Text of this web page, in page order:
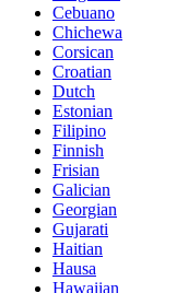
Cebuano
Chichewa
Corsican
Croatian
Dutch
Estonian
Filipino
Finnish
Frisian
Galician
Georgian
Gujarati
Haitian
Hausa
Hawaiian